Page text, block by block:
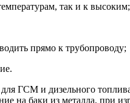
так и к высоким;
прямо к трубопроводу;
ГСМ и дизельного
на баки из металла, при